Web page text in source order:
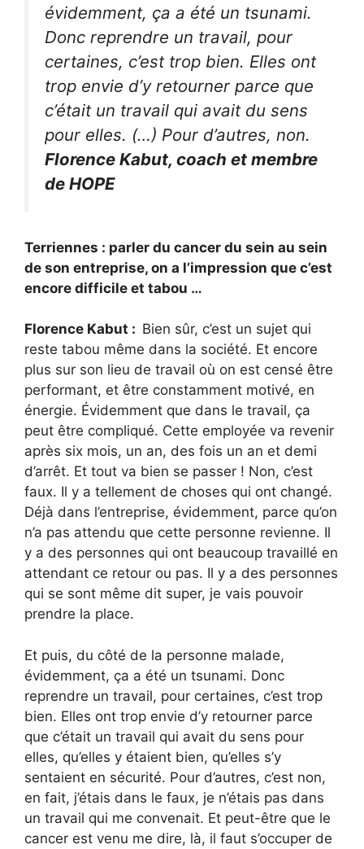
évidemment, ça a été un tsunami.
Donc reprendre un travail, pour
certaines, c’est trop bien. Elles ont
trop envie d’y retourner parce que
c’était un travail qui avait du sens
pour elles. (…) Pour d’autres, non.
Florence Kabut, coach et membre
de HOPE
Terriennes : parler du cancer du sein au sein
de son entreprise, on a l’impression que c’est
encore difficile et tabou …
Florence Kabut : Bien sûr, c’est un sujet qui
reste tabou même dans la société. Et encore
plus sur son lieu de travail où on est censé être
performant, et être constamment motivé, en
énergie. Évidemment que dans le travail, ça
peut être compliqué. Cette employée va revenir
après six mois, un an, des fois un an et demi
d’arrêt. Et tout va bien se passer ! Non, c’est
faux. Il y a tellement de choses qui ont changé.
Déjà dans l’entreprise, évidemment, parce qu’on
n’a pas attendu que cette personne revienne. Il
y a des personnes qui ont beaucoup travaillé en
attendant ce retour ou pas. Il y a des personnes
qui se sont même dit super, je vais pouvoir
prendre la place.
Et puis, du côté de la personne malade,
évidemment, ça a été un tsunami. Donc
reprendre un travail, pour certaines, c’est trop
bien. Elles ont trop envie d’y retourner parce
que c’était un travail qui avait du sens pour
elles, qu’elles y étaient bien, qu’elles s’y
sentaient en sécurité. Pour d’autres, c’est non,
en fait, j’étais dans le faux, je n’étais pas dans
un travail qui me convenait. Et peut-être que le
cancer est venu me dire, là, il faut s’occuper de